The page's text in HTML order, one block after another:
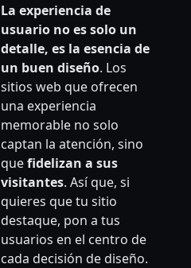
La experiencia de
usuario no es solo un
detalle, es la esencia de
un buen diseño. Los
sitios web que ofrecen
una experiencia
memorable no solo
captan la atención, sino
quefidelizan a sus
visitantes. Así que, si
quieres que tu sitio
destaque, pon a tus
usuarios en el centro de
cada decisión de diseño.